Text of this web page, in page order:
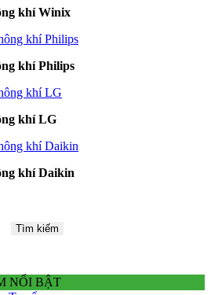
khí Winix
khí Philips
khí LG
khí Daikin
Tìm kiếm
NỔI BẬT